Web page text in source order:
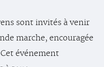
sont invités à venir
marche, encouragée
événement